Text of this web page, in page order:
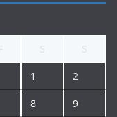
1 2
8 9